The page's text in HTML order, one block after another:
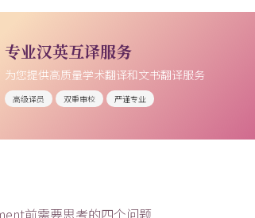
专业汉英互译服务
为您提供高质量学术翻译和文书翻译服务
高级译员 双重审校 严谨专业